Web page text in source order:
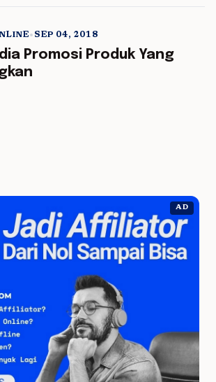
5 min read
• SEP 04, 2018
Promosi Produk Yang
AD